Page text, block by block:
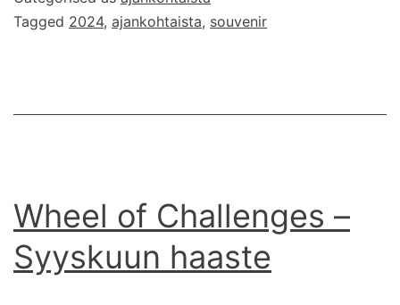
Tagged 2024, ajankohtaista, souvenir
Wheel of Challenges –
Syyskuun haaste